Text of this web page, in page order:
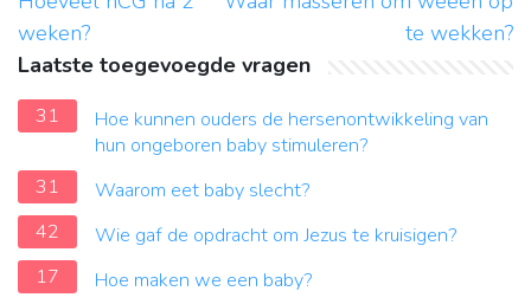
weken?
te wekken?
Laatste toegevoegde vragen
31
Hoe kunnen ouders de hersenontwikkeling van
hun ongeboren baby stimuleren?
31
Waarom eet baby slecht?
42
Wie gaf de opdracht om Jezus te kruisigen?
17
Hoe maken we een baby?